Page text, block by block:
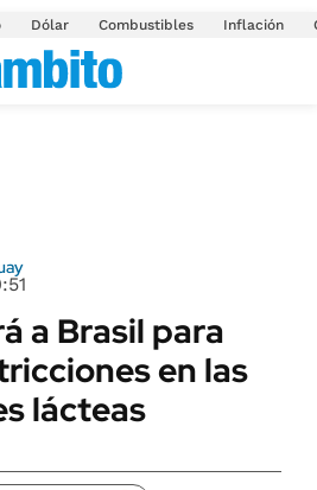
Dólar Combustibles Inflación
a Brasil para
en las
lácteas